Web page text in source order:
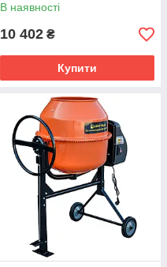
В наявності
10 402 ₴
Купити